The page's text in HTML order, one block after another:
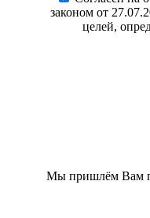
законом от
целей,
Мы пришлём Вам